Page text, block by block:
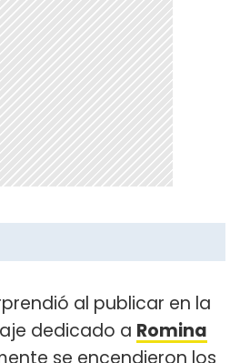
al publicar en la
dedicado a Romina
se encendieron los